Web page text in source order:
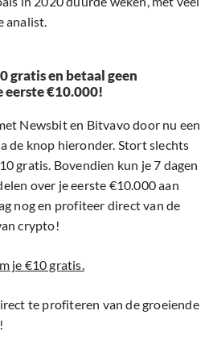
analist.
gratis en betaal geen
eerste €10.000!
Newsbit en Bitvavo door nu een
de knop hieronder. Stort slechts
gratis. Bovendien kun je 7 dagen
over je eerste €10.000 aan
nog en profiteer direct van de
crypto!
je €10 gratis.
te profiteren van de groeiende